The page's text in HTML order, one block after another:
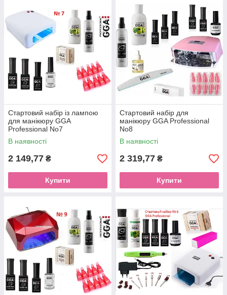
Стартовий набір із лампою
для манікюру GGA
Professional No7
В наявності
2 149,77 ₴
Купити
Стартовий набір для
манікюру GGA Professional
No8
В наявності
2 319,77 ₴
Купити